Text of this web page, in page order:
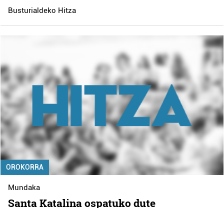
Busturialdeko Hitza
OROKORRA
Mundaka
Santa Katalina ospatuko dute